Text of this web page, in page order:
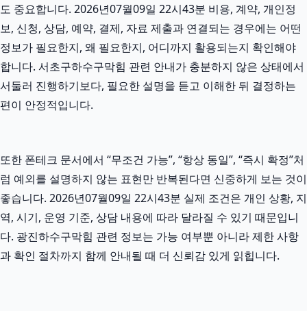
도 중요합니다. 2026년07월09일 22시43분 비용, 계약, 개인정
보, 신청, 상담, 예약, 결제, 자료 제출과 연결되는 경우에는 어떤
정보가 필요한지, 왜 필요한지, 어디까지 활용되는지 확인해야
합니다. 서초구하수구막힘 관련 안내가 충분하지 않은 상태에서
서둘러 진행하기보다, 필요한 설명을 듣고 이해한 뒤 결정하는
편이 안정적입니다.
또한 폰테크 문서에서 “무조건 가능”, “항상 동일”, “즉시 확정”처
럼 예외를 설명하지 않는 표현만 반복된다면 신중하게 보는 것이
좋습니다. 2026년07월09일 22시43분 실제 조건은 개인 상황, 지
역, 시기, 운영 기준, 상담 내용에 따라 달라질 수 있기 때문입니
다. 광진하수구막힘 관련 정보는 가능 여부뿐 아니라 제한 사항
과 확인 절차까지 함께 안내될 때 더 신뢰감 있게 읽힙니다.